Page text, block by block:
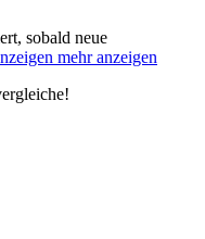
sobald neue
mehr anzeigen